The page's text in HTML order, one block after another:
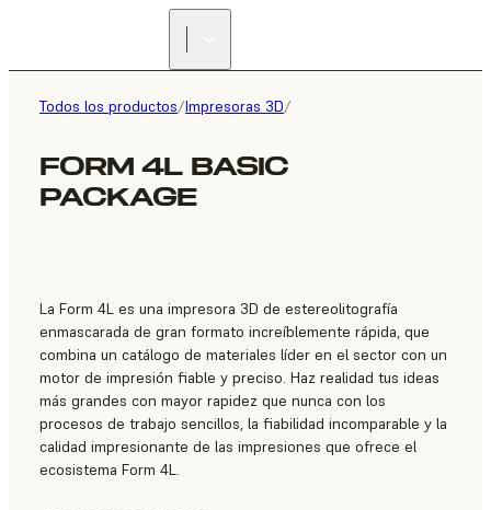
Todos los productos/Impresoras 3D/
FORM 4L BASIC
PACKAGE
La Form 4L es una impresora 3D de estereolitografía
enmascarada de gran formato increíblemente rápida, que
combina un catálogo de materiales líder en el sector con un
motor de impresión fiable y preciso. Haz realidad tus ideas
más grandes con mayor rapidez que nunca con los
procesos de trabajo sencillos, la fiabilidad incomparable y la
calidad impresionante de las impresiones que ofrece el
ecosistema Form 4L.